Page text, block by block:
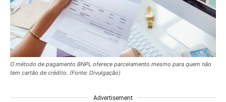
O método de pagamento BNPL oferece parcelamento mesmo para quem não
tem cartão de crédito. (Fonte: Divulgação)
Advertisement